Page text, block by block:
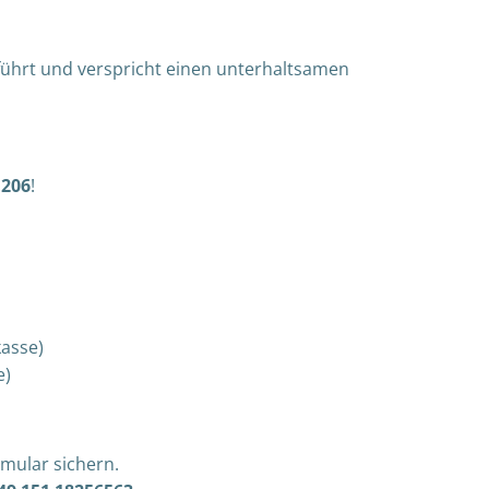
und verspricht einen unterhaltsamen
!
sichern.